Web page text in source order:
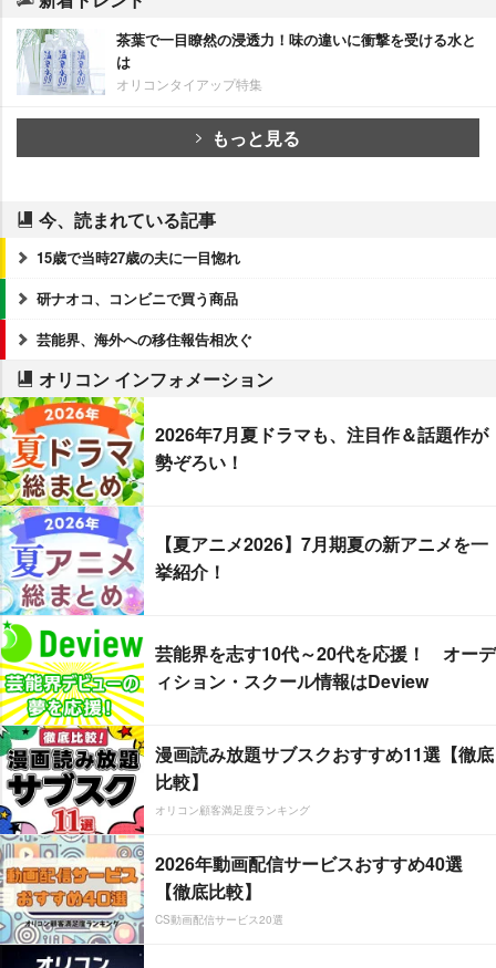
茶葉で一目瞭然の浸透力！味の違いに衝撃を受ける水と
は
オリコンタイアップ特集
もっと見る
今、読まれている記事
15歳で当時27歳の夫に一目惚れ
研ナオコ、コンビニで買う商品
芸能界、海外への移住報告相次ぐ
オリコン インフォメーション
2026年7月夏ドラマも、注目作＆話題作が
勢ぞろい！
【夏アニメ2026】7月期夏の新アニメを一
挙紹介！
芸能界を志す10代～20代を応援！ オーデ
ィション・スクール情報はDeview
漫画読み放題サブスクおすすめ11選【徹底
比較】
オリコン顧客満足度ランキング
2026年動画配信サービスおすすめ40選
【徹底比較】
CS動画配信サービス20選